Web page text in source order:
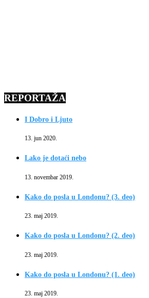
REPORTAŽA
I Dobro i Ljuto
13. jun 2020.
Lako je dotaći nebo
13. novembar 2019.
Kako do posla u Londonu? (3. deo)
23. maj 2019.
Kako do posla u Londonu? (2. deo)
23. maj 2019.
Kako do posla u Londonu? (1. deo)
23. maj 2019.